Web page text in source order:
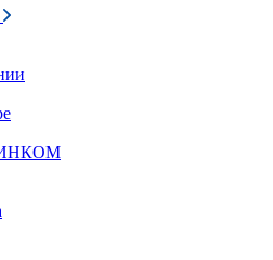
ИНКОМ